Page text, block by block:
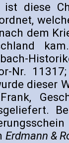
ist diese
dem
Nr.
dieser
Erdmann &